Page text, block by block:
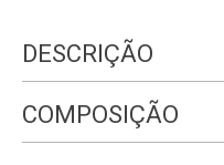
DESCRIÇÃO
COMPOSIÇÃO